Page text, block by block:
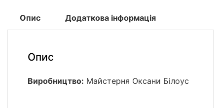
Опис Додаткова інформація
Опис
Виробництво: Майстерня Оксани Білоус